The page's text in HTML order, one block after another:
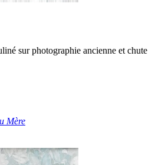
sur photographie ancienne et chute
Mère